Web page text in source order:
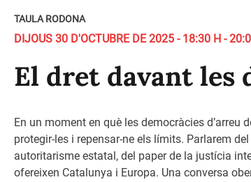
TAULA RODONA
DIJOUS 30 D'OCTUBRE DE 2025 - 18:30 H -
El dret davant les
En un moment en què les democràcies
protegir-les i repensar-ne els límits. Parlarem
autoritarisme estatal, del paper de la justícia
ofereixen Catalunya i Europa. Una conversa